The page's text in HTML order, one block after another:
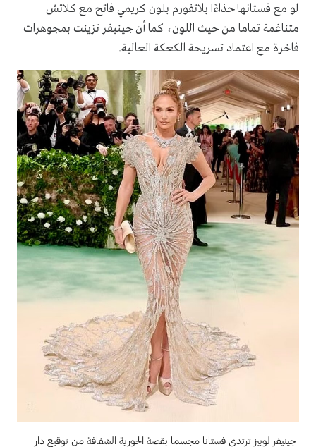
لو مع فستانها حذاءًا بلاتفورم بلون كريمي فاتح مع كلاتش
متناغمة تماما من حيث اللون، كما أن جينيفر تزينت بمجوهرات
فاخرة مع اعتماد تسريحة الكعكة العالية.
جينيفر لوبيز ترتدي فستانا مجسما بقصة الحورية الشفافة من توقيع دار